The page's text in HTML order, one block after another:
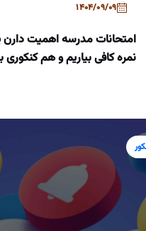
1404/09/09
امتحانات مدرسه اهمیت دارن
نمره کافی بیاریم و هم کنکوری